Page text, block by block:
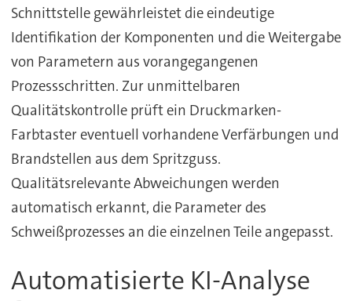
Schnittstelle gewährleistet die eindeutige
Identifikation der Komponenten und die Weitergabe
von Parametern aus vorangegangenen
Prozessschritten. Zur unmittelbaren
Qualitätskontrolle prüft ein Druckmarken-
Farbtaster eventuell vorhandene Verfärbungen und
Brandstellen aus dem Spritzguss.
Qualitätsrelevante Abweichungen werden
automatisch erkannt, die Parameter des
Schweißprozesses an die einzelnen Teile angepasst.
Automatisierte KI-Analyse